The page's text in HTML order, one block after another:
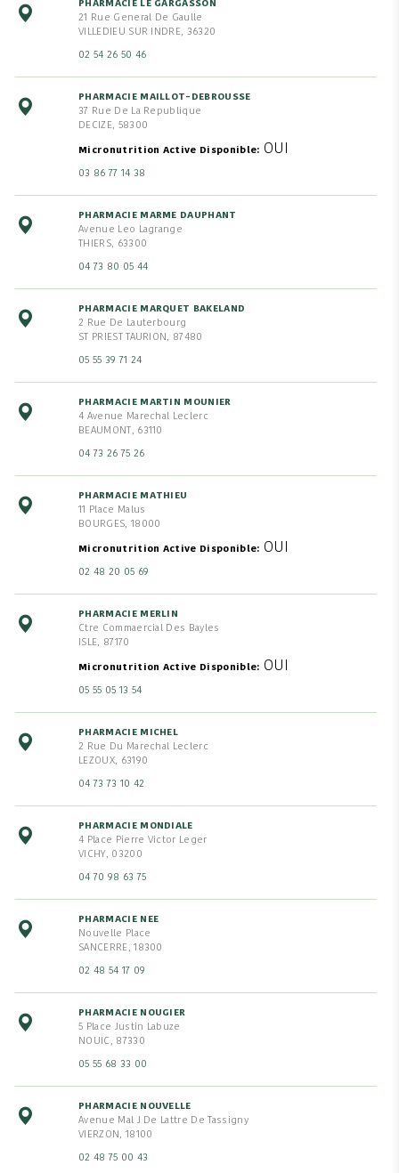
PHARMACIE LE GARGASSON
21 Rue General De Gaulle
VILLEDIEU SUR INDRE, 36320
02 54 26 50 46
PHARMACIE MAILLOT-DEBROUSSE
37 Rue De La Republique
DECIZE, 58300
Micronutrition Active Disponible OUI
03 86 77 14 38
PHARMACIE MARME DAUPHANT
Avenue Leo Lagrange
THIERS, 63300
04 73 80 05 44
PHARMACIE MARQUET BAKELAND
2 Rue De Lauterbourg
ST PRIEST TAURION, 87480
05 55 39 71 24
PHARMACIE MARTIN MOUNIER
4 Avenue Marechal Leclerc
BEAUMONT, 63110
04 73 26 75 26
PHARMACIE MATHIEU
11 Place Malus
BOURGES, 18000
Micronutrition Active Disponible OUI
02 48 20 05 69
PHARMACIE MERLIN
Ctre Commaercial Des Bayles
ISLE, 87170
Micronutrition Active Disponible OUI
05 55 05 13 54
PHARMACIE MICHEL
2 Rue Du Marechal Leclerc
LEZOUX, 63190
04 73 73 10 42
PHARMACIE MONDIALE
4 Place Pierre Victor Leger
VICHY, 03200
04 70 98 63 75
PHARMACIE NEE
Nouvelle Place
SANCERRE, 18300
02 48 54 17 09
PHARMACIE NOUGIER
5 Place Justin Labuze
NOUIC, 87330
05 55 68 33 00
PHARMACIE NOUVELLE
Avenue Mal J De Lattre De Tassigny
VIERZON, 18100
02 48 75 00 43